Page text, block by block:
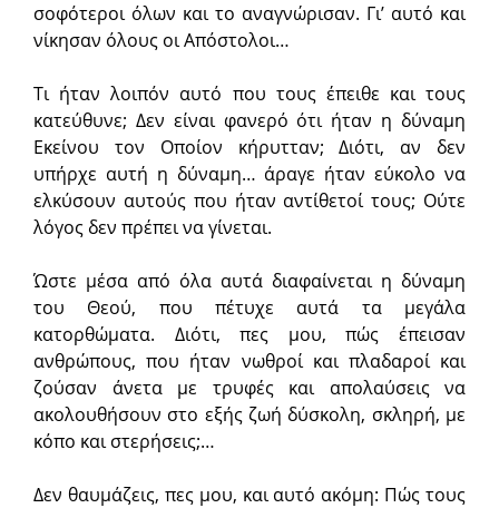
σοφότεροι όλων και το αναγνώρισαν. Γι’ αυτό και
νίκησαν όλους οι Απόστολοι…
Τι ήταν λοιπόν αυτό που τους έπειθε και τους
κατεύθυνε; Δεν είναι φανερό ότι ήταν η δύναμη
Εκείνου τον Οποίον κήρυτταν; Διότι, αν δεν
υπήρχε αυτή η δύναμη… άραγε ήταν εύκολο να
ελκύσουν αυτούς που ήταν αντίθετοί τους; Ούτε
λόγος δεν πρέπει να γίνεται.
Ώστε μέσα από όλα αυτά διαφαίνεται η δύναμη
του Θεού, που πέτυχε αυτά τα μεγάλα
κατορθώματα. Διότι, πες μου, πώς έπεισαν
ανθρώπους, που ήταν νωθροί και πλαδαροί και
ζούσαν άνετα με τρυφές και απολαύσεις να
ακολουθήσουν στο εξής ζωή δύσκολη, σκληρή, με
κόπο και στερήσεις;…
Δεν θαυμάζεις, πες μου, και αυτό ακόμη: Πώς τους